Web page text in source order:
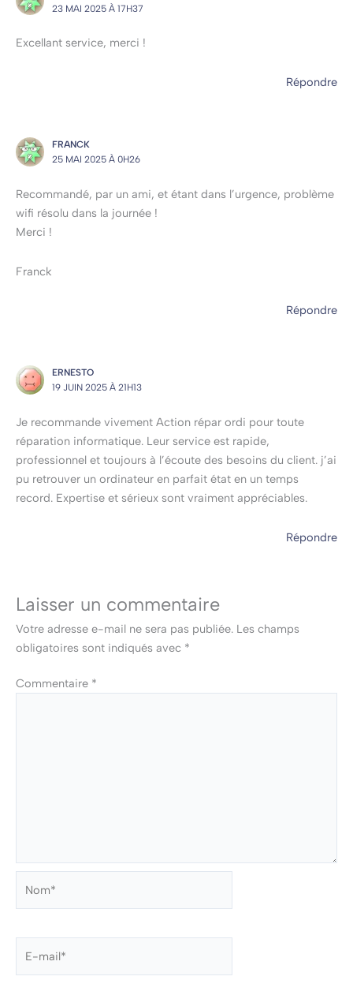
23 MAI 2025 À 17H37
Excellant service, merci !
Répondre
FRANCK
25 MAI 2025 À 0H26
Recommandé, par un ami, et étant dans l’urgence, problème
wifi résolu dans la journée !
Merci !
Franck
Répondre
ERNESTO
19 JUIN 2025 À 21H13
Je recommande vivement Action répar ordi pour toute
réparation informatique. Leur service est rapide,
professionnel et toujours à l’écoute des besoins du client. j’ai
pu retrouver un ordinateur en parfait état en un temps
record. Expertise et sérieux sont vraiment appréciables.
Répondre
Laisser un commentaire
Votre adresse e-mail ne sera pas publiée. Les champs
obligatoires sont indiqués avec *
Commentaire *
mail*